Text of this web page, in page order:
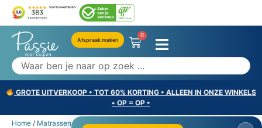
Afspraak maken
0
GROTE UITVERKOOP • TOT 60% KORTING • ALLEEN IN ONZE WINKELS
• OP = OP •
Home / Matrassen/ Matraswig Pont d’Amour – Dekbed